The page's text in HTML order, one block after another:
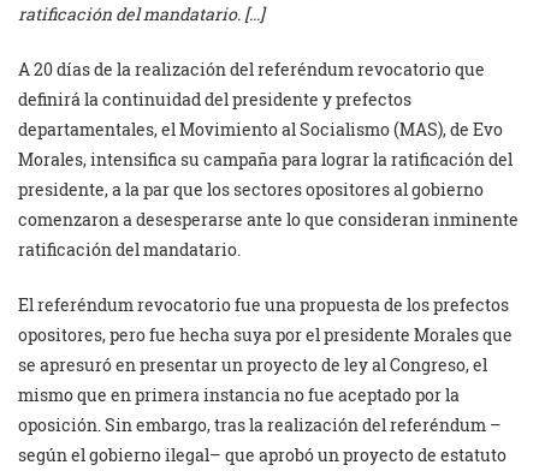
ratificación del mandatario. […]
A 20 días de la realización del referéndum revocatorio que
definirá la continuidad del presidente y prefectos
departamentales, el Movimiento al Socialismo (MAS), de Evo
Morales, intensifica su campaña para lograr la ratificación del
presidente, a la par que los sectores opositores al gobierno
comenzaron a desesperarse ante lo que consideran inminente
ratificación del mandatario.
El referéndum revocatorio fue una propuesta de los prefectos
opositores, pero fue hecha suya por el presidente Morales que
se apresuró en presentar un proyecto de ley al Congreso, el
mismo que en primera instancia no fue aceptado por la
oposición. Sin embargo, tras la realización del referéndum –
según el gobierno ilegal– que aprobó un proyecto de estatuto